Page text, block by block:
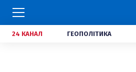
24 КАНАЛ ГЕОПОЛІТИКА